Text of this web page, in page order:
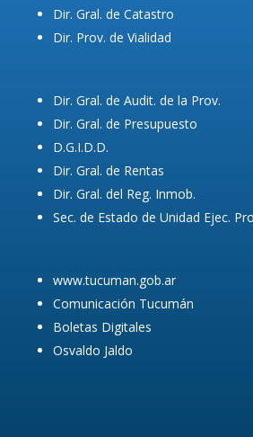
Dir. Gral. de Catastro
Dir. Prov. de Vialidad
Dir. Gral. de Audit. de la Prov.
Dir. Gral. de Presupuesto
D.G.I.D.D.
Dir. Gral. de Rentas
Dir. Gral. del Reg. Inmob.
Sec. de Estado de Unidad Ejec.
www.tucuman.gob.ar
Comunicación Tucumán
Boletas Digitales
Osvaldo Jaldo